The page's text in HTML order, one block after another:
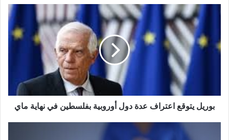
بوريل يتوقع اعتراف عدة دول أوروبية بفلسطين في نهاية ماي